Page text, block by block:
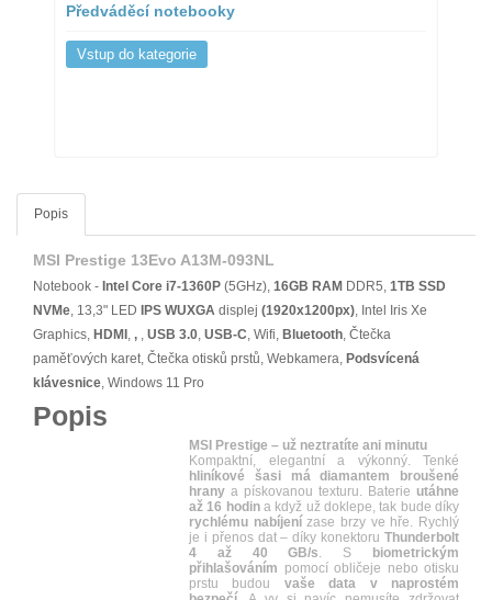
Předváděcí notebooky
Vstup do kategorie
Popis
MSI Prestige 13Evo A13M-093NL
Notebook - Intel Core i7-1360P (5GHz), 16GB RAM DDR5, 1TB SSD
NVMe, 13,3" LED IPS WUXGA displej (1920x1200px), Intel Iris Xe
Graphics, HDMI , , , USB 3.0, USB-C, Wifi, Bluetooth, Čtečka
paměťových karet, Čtečka otisků prstů, Webkamera, Podsvícená
klávesnice, Windows 11 Pro
Popis
MSI Prestige – už neztratíte ani minutu
Kompaktní, elegantní a výkonný. Tenké
hliníkové šasi má diamantem broušené
hrany a pískovanou texturu. Baterie utáhne
až 16 hodina když už doklepe, tak bude díky
rychlému nabíjenízase brzy ve hře. Rychlý
je i přenos dat – díky konektoru Thunderbolt
4 až 40 GB/s. S
biometrickým
přihlašováním pomocí obličeje nebo otisku
prstu budou vaše data v naprostém